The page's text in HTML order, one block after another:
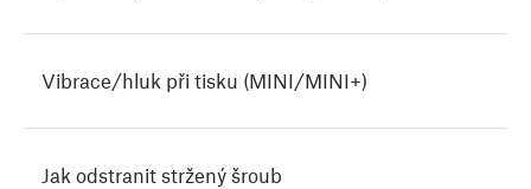
Vibrace/hluk při tisku (MINI/MINI+)
Jak odstranit stržený šroub